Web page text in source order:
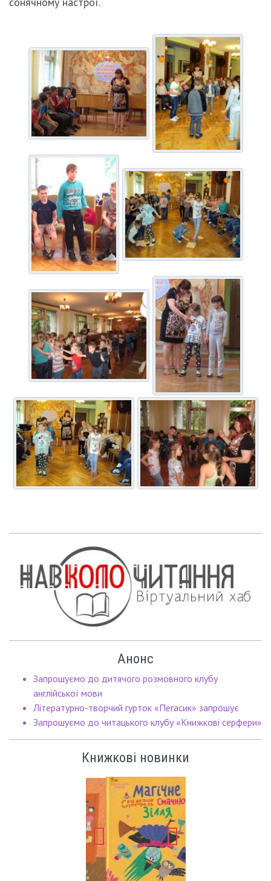
Анонс
Запрошуємо до дитячого розмовного клубу
англійської мови
Літературно-творчий гурток «Пегасик» запрошує
Запрошуємо до читацького клубу «Книжкові серфери»
Книжкові новинки